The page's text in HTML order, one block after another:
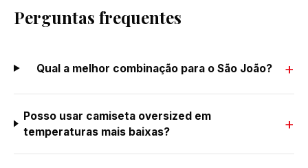
Perguntas frequentes
Qual a melhor combinação para o São João?
Posso usar camiseta oversized em
temperaturas mais baixas?